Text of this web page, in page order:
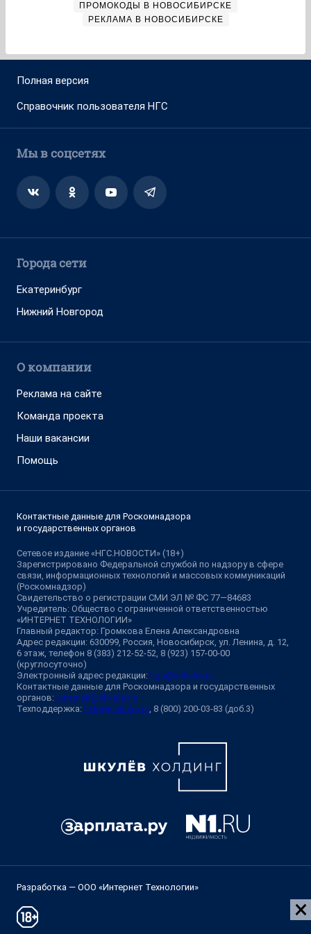
ПРОМОКОДЫ В НОВОСИБИРСКЕ
РЕКЛАМА В НОВОСИБИРСКЕ
Полная версия
Справочник пользователя НГС
Мы в соцсетях
Города сети
Екатеринбург
Нижний Новгород
О компании
Реклама на сайте
Команда проекта
Наши вакансии
Помощь
Контактные данные для Роскомнадзора
и государственных органов
Сетевое издание «НГС.НОВОСТИ» (18+)
Зарегистрировано Федеральной службой по надзору в сфере
связи, информационных технологий и массовых коммуникаций
(Роскомнадзор)
Свидетельство о регистрации СМИ ЭЛ № ФС 77—84683
Учредитель: Общество с ограниченной ответственностью
«ИНТЕРНЕТ ТЕХНОЛОГИИ»
Главный редактор: Громкова Елена Александровна
Адрес редакции: 630099, Россия, Новосибирск, ул. Ленина, д. 12,
6 этаж, телефон 8 (383) 212-52-52, 8 (923) 157-00-00
(круглосуточно)
Электронный адрес редакции: ngs@shkulev.ru
Контактные данные для Роскомнадзора и государственных
органов: juristnsk@shkulev.ru
Техподдержка: help@shkulev.ru, 8 (800) 200-03-83 (доб.3)
Разработка — ООО «Интернет Технологии»